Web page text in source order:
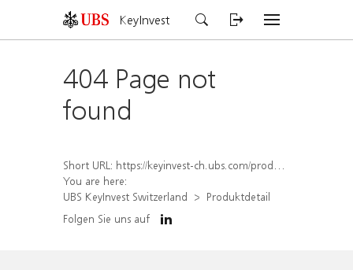
KeyInvest
404 Page not
found
Short URL: https://keyinvest-ch.ubs.com/produkt/detail/index/isin/CH1578398062
You are here:
UBS KeyInvest Switzerland
Produktdetail
Folgen Sie uns auf